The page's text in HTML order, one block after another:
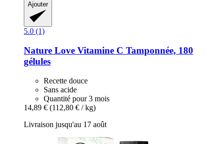
Ajouter
5.0 (1)
Nature Love Vitamine C Tamponnée, 180
gélules
Recette douce
Sans acide
Quantité pour 3 mois
14,89 € (112,80 € / kg)
Livraison jusqu'au 17 août